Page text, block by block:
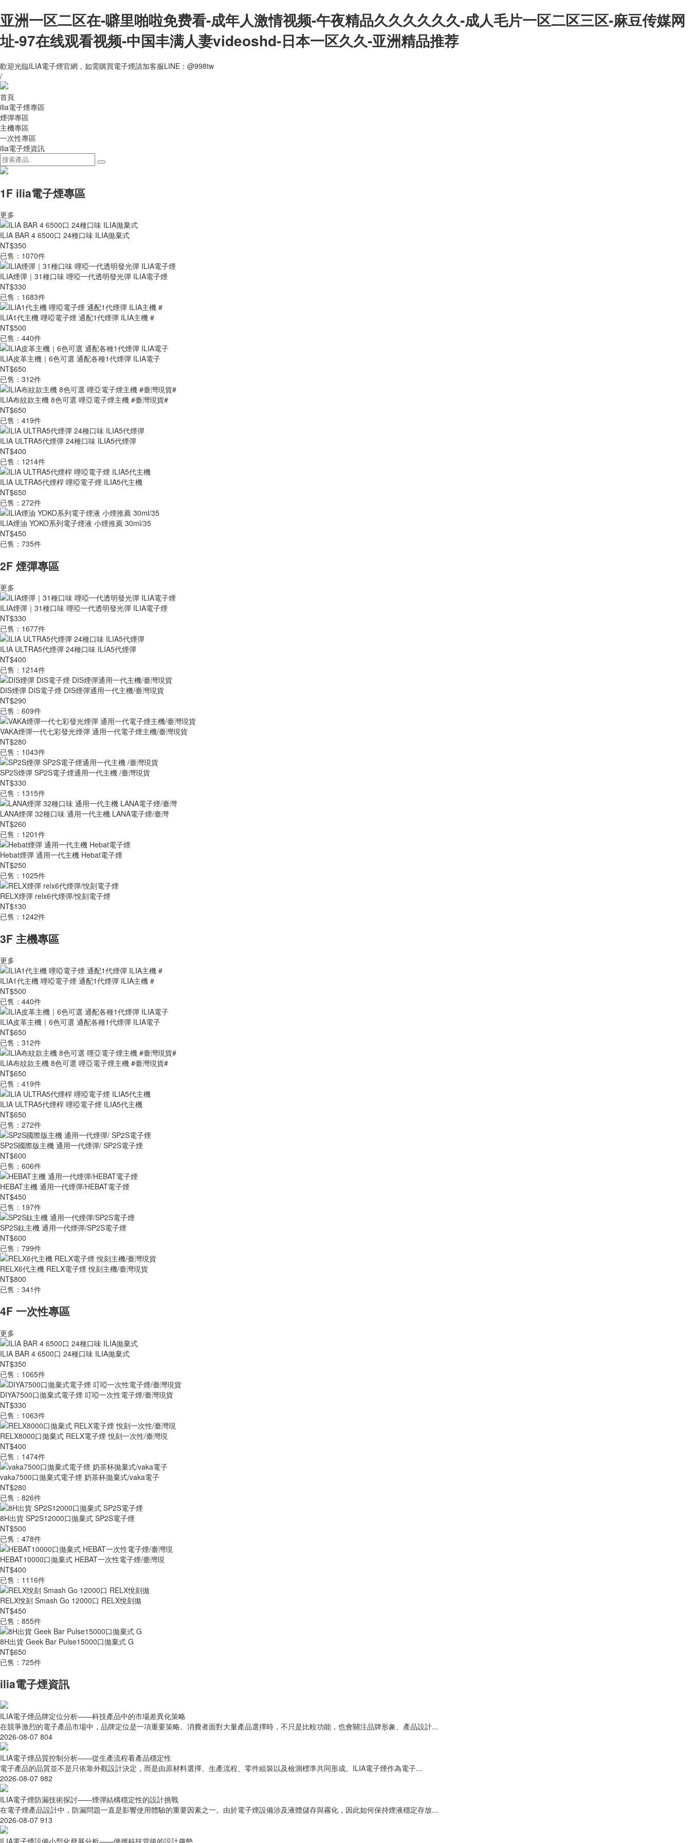
亚洲一区二区在-噼里啪啦免费看-成年人激情视频-午夜精品久久久久久久-成人毛片一区二区三区-麻豆传媒网
址-97在线观看视频-中国丰满人妻videoshd-日本一区久久-亚洲精品推荐
歡迎光臨ILIA電子煙官網，如需購買電子煙請加客服LINE：@998tw
/
首頁
ilia電子煙專區
煙彈專區
主機專區
一次性專區
ilia電子煙資訊
1F ilia電子煙專區
更多
ILIA BAR 4 6500口 24種口味 ILIA拋棄式
NT$350
已售：1070件
ILIA煙彈｜31種口味 哩啞一代透明發光彈 ILIA電子煙
NT$330
已售：1683件
ILIA1代主機 哩啞電子煙 通配1代煙彈 ILIA主機 #
NT$500
已售：440件
ILIA皮革主機｜6色可選 通配各種1代煙彈 ILIA電子
NT$650
已售：312件
ILIA布紋款主機 8色可選 哩亞電子煙主機 #臺灣現貨#
NT$650
已售：419件
ILIA ULTRA5代煙彈 24種口味 ILIA5代煙彈
NT$400
已售：1214件
ILIA ULTRA5代煙桿 哩啞電子煙 ILIA5代主機
NT$650
已售：272件
ILIA煙油 YOKO系列電子煙液 小煙推薦 30ml/35
NT$450
已售：735件
2F 煙彈專區
更多
ILIA煙彈｜31種口味 哩啞一代透明發光彈 ILIA電子煙
NT$330
已售：1677件
ILIA ULTRA5代煙彈 24種口味 ILIA5代煙彈
NT$400
已售：1214件
DIS煙彈 DIS電子煙 DIS煙彈通用一代主機/臺灣現貨
NT$290
已售：609件
VAKA煙彈一代七彩發光煙彈 通用一代電子煙主機/臺灣現貨
NT$280
已售：1043件
SP2S煙彈 SP2S電子煙通用一代主機 /臺灣現貨
NT$330
已售：1315件
LANA煙彈 32種口味 通用一代主機 LANA電子煙/臺灣
NT$260
已售：1201件
Hebat煙彈 通用一代主機 Hebat電子煙
NT$250
已售：1025件
RELX煙彈 relx6代煙彈/悅刻電子煙
NT$130
已售：1242件
3F 主機專區
更多
ILIA1代主機 哩啞電子煙 通配1代煙彈 ILIA主機 #
NT$500
已售：440件
ILIA皮革主機｜6色可選 通配各種1代煙彈 ILIA電子
NT$650
已售：312件
ILIA布紋款主機 8色可選 哩亞電子煙主機 #臺灣現貨#
NT$650
已售：419件
ILIA ULTRA5代煙桿 哩啞電子煙 ILIA5代主機
NT$650
已售：272件
SP2S國際版主機 通用一代煙彈/ SP2S電子煙
NT$600
已售：606件
HEBAT主機 通用一代煙彈/HEBAT電子煙
NT$450
已售：197件
SP2S鈦主機 通用一代煙彈/SP2S電子煙
NT$600
已售：799件
RELX6代主機 RELX電子煙 悅刻主機/臺灣現貨
NT$800
已售：341件
4F 一次性專區
更多
ILIA BAR 4 6500口 24種口味 ILIA拋棄式
NT$350
已售：1065件
DIYA7500口拋棄式電子煙 叮啞一次性電子煙/臺灣現貨
NT$330
已售：1063件
RELX8000口拋棄式 RELX電子煙 悅刻一次性/臺灣現
NT$400
已售：1474件
vaka7500口拋棄式電子煙 奶茶杯拋棄式/vaka電子
NT$280
已售：826件
8H出貨 SP2S12000口拋棄式 SP2S電子煙
NT$500
已售：478件
HEBAT10000口拋棄式 HEBAT一次性電子煙/臺灣現
NT$400
已售：1116件
RELX悅刻 Smash Go 12000口 RELX悅刻拋
NT$450
已售：855件
8H出貨 Geek Bar Pulse15000口拋棄式 G
NT$650
已售：725件
ilia電子煙資訊
ILIA電子煙品牌定位分析——科技產品中的市場差異化策略
在競爭激烈的電子產品市場中，品牌定位是一項重要策略。消費者面對大量產品選擇時，不只是比較功能，也會關注品牌形象、產品設計...
2026-08-07 804
ILIA電子煙品質控制分析——從生產流程看產品穩定性
電子產品的品質並不是只依靠外觀設計決定，而是由原材料選擇、生產流程、零件組裝以及檢測標準共同形成。ILIA電子煙作為電子...
2026-08-07 982
ILIA電子煙防漏技術探討——煙彈結構穩定性的設計挑戰
在電子煙產品設計中，防漏問題一直是影響使用體驗的重要因素之一。由於電子煙設備涉及液體儲存與霧化，因此如何保持煙液穩定存放...
2026-08-07 913
ILIA電子煙設備小型化發展分析——便攜科技背後的設計趨勢